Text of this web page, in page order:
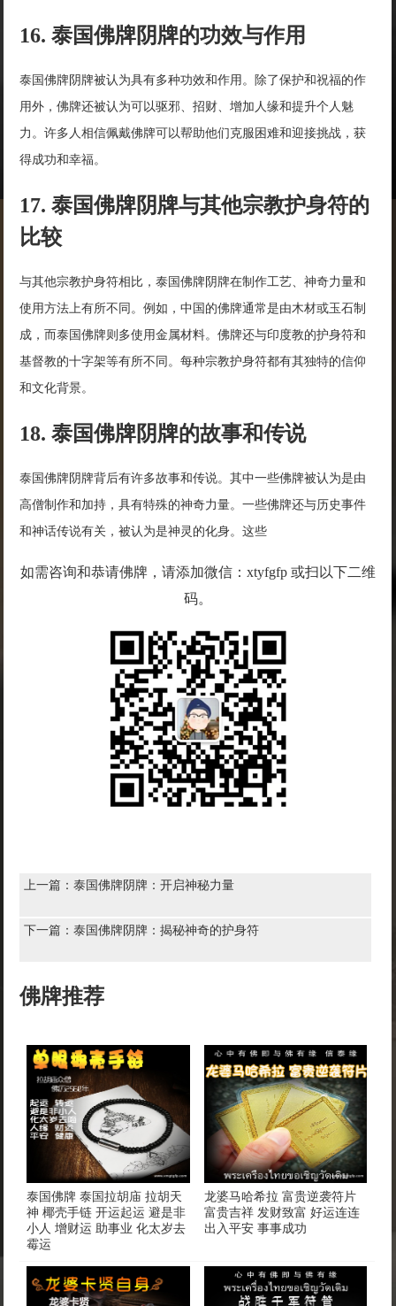
16. 泰国佛牌阴牌的功效与作用
泰国佛牌阴牌被认为具有多种功效和作用。除了保护和祝福的作
用外，佛牌还被认为可以驱邪、招财、增加人缘和提升个人魅
力。许多人相信佩戴佛牌可以帮助他们克服困难和迎接挑战，获
得成功和幸福。
17. 泰国佛牌阴牌与其他宗教护身符的
比较
与其他宗教护身符相比，泰国佛牌阴牌在制作工艺、神奇力量和
使用方法上有所不同。例如，中国的佛牌通常是由木材或玉石制
成，而泰国佛牌则多使用金属材料。佛牌还与印度教的护身符和
基督教的十字架等有所不同。每种宗教护身符都有其独特的信仰
和文化背景。
18. 泰国佛牌阴牌的故事和传说
泰国佛牌阴牌背后有许多故事和传说。其中一些佛牌被认为是由
高僧制作和加持，具有特殊的神奇力量。一些佛牌还与历史事件
和神话传说有关，被认为是神灵的化身。这些
如需咨询和恭请佛牌，请添加微信：xtyfgfp 或扫以下二维
码。
上一篇：泰国佛牌阴牌：开启神秘力量
下一篇：泰国佛牌阴牌：揭秘神奇的护身符
佛牌推荐
泰国佛牌 泰国拉胡庙 拉胡天
神 椰壳手链 开运起运 避是非
小人 增财运 助事业 化太岁去
霉运
龙婆马哈希拉 富贵逆袭符片
富贵吉祥 发财致富 好运连连
出入平安 事事成功